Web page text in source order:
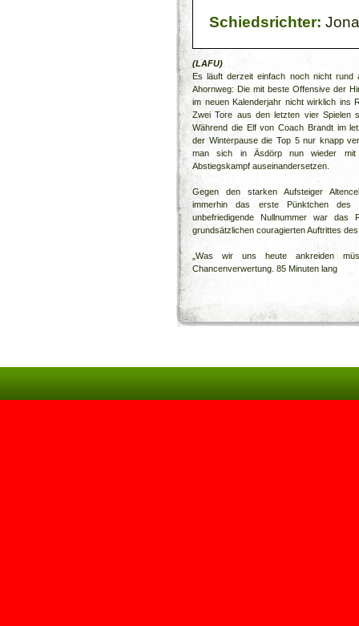
Schiedsrichter:
(LAFU)
Es läuft derzeit einfach noch nicht rund
Ahornweg: Die mit beste Offensive der
im neuen Kalenderjahr nicht wirklich ins
Zwei Tore aus den letzten vier Spielen
Während die Elf von Coach Brandt im
der Winterpause die Top 5 nur knapp
man sich in Äsdörp nun wieder mit
Abstiegskampf auseinandersetzen.
Gegen den starken Aufsteiger
immerhin das erste Pünktchen des
unbefriedigende Nullnummer war das
grundsätzlichen couragierten Auftrittes
„Was wir uns heute ankreiden
Chancenverwertung. 85 Minuten lang